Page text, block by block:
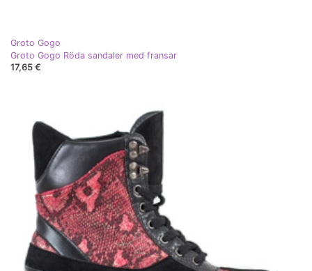
Groto Gogo
Groto Gogo Röda sandaler med fransar
17,65 €